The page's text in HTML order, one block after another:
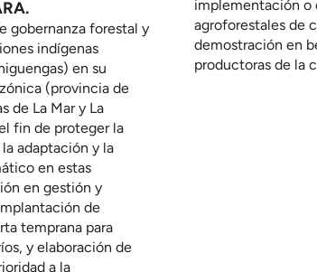
gobernanza forestal y
indígenas
en su
(provincia de
de La Mar y La
fin de proteger la
adaptación y la
en estas
en gestión y
de
temprana para
y elaboración de
a la
implementación o
agroforestales de
demostración en
productoras de la